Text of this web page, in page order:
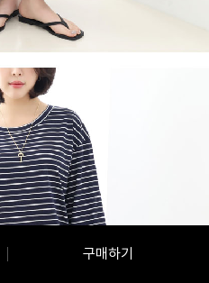
구매하기